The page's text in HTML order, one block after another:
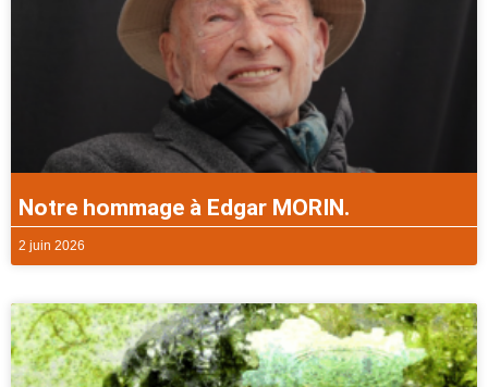
Notre hommage à Edgar MORIN.
2 juin 2026